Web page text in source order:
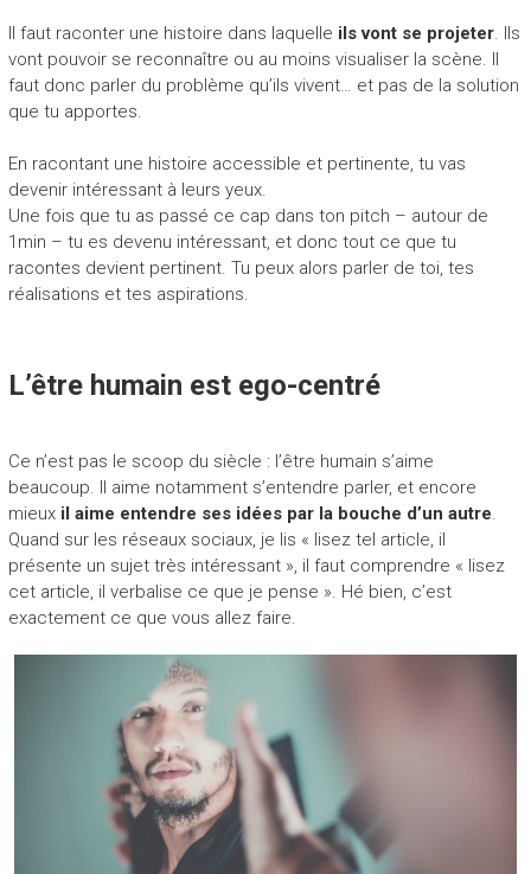
Il faut raconter une histoire dans laquelle ils vont se projeter. Ils
vont pouvoir se reconnaître ou au moins visualiser la scène. Il
faut donc parler du problème qu’ils vivent… et pas de la solution
que tu apportes.
En racontant une histoire accessible et pertinente, tu vas
devenir intéressant à leurs yeux.
Une fois que tu as passé ce cap dans ton pitch – autour de
1min – tu es devenu intéressant, et donc tout ce que tu
racontes devient pertinent. Tu peux alors parler de toi, tes
réalisations et tes aspirations.
L’être humain est ego-centré
Ce n’est pas le scoop du siècle : l’être humain s’aime
beaucoup. Il aime notamment s’entendre parler, et encore
mieux il aime entendre ses idées par la bouche d’un autre.
Quand sur les réseaux sociaux, je lis « lisez tel article, il
présente un sujet très intéressant », il faut comprendre « lisez
cet article, il verbalise ce que je pense ». Hé bien, c’est
exactement ce que vous allez faire.